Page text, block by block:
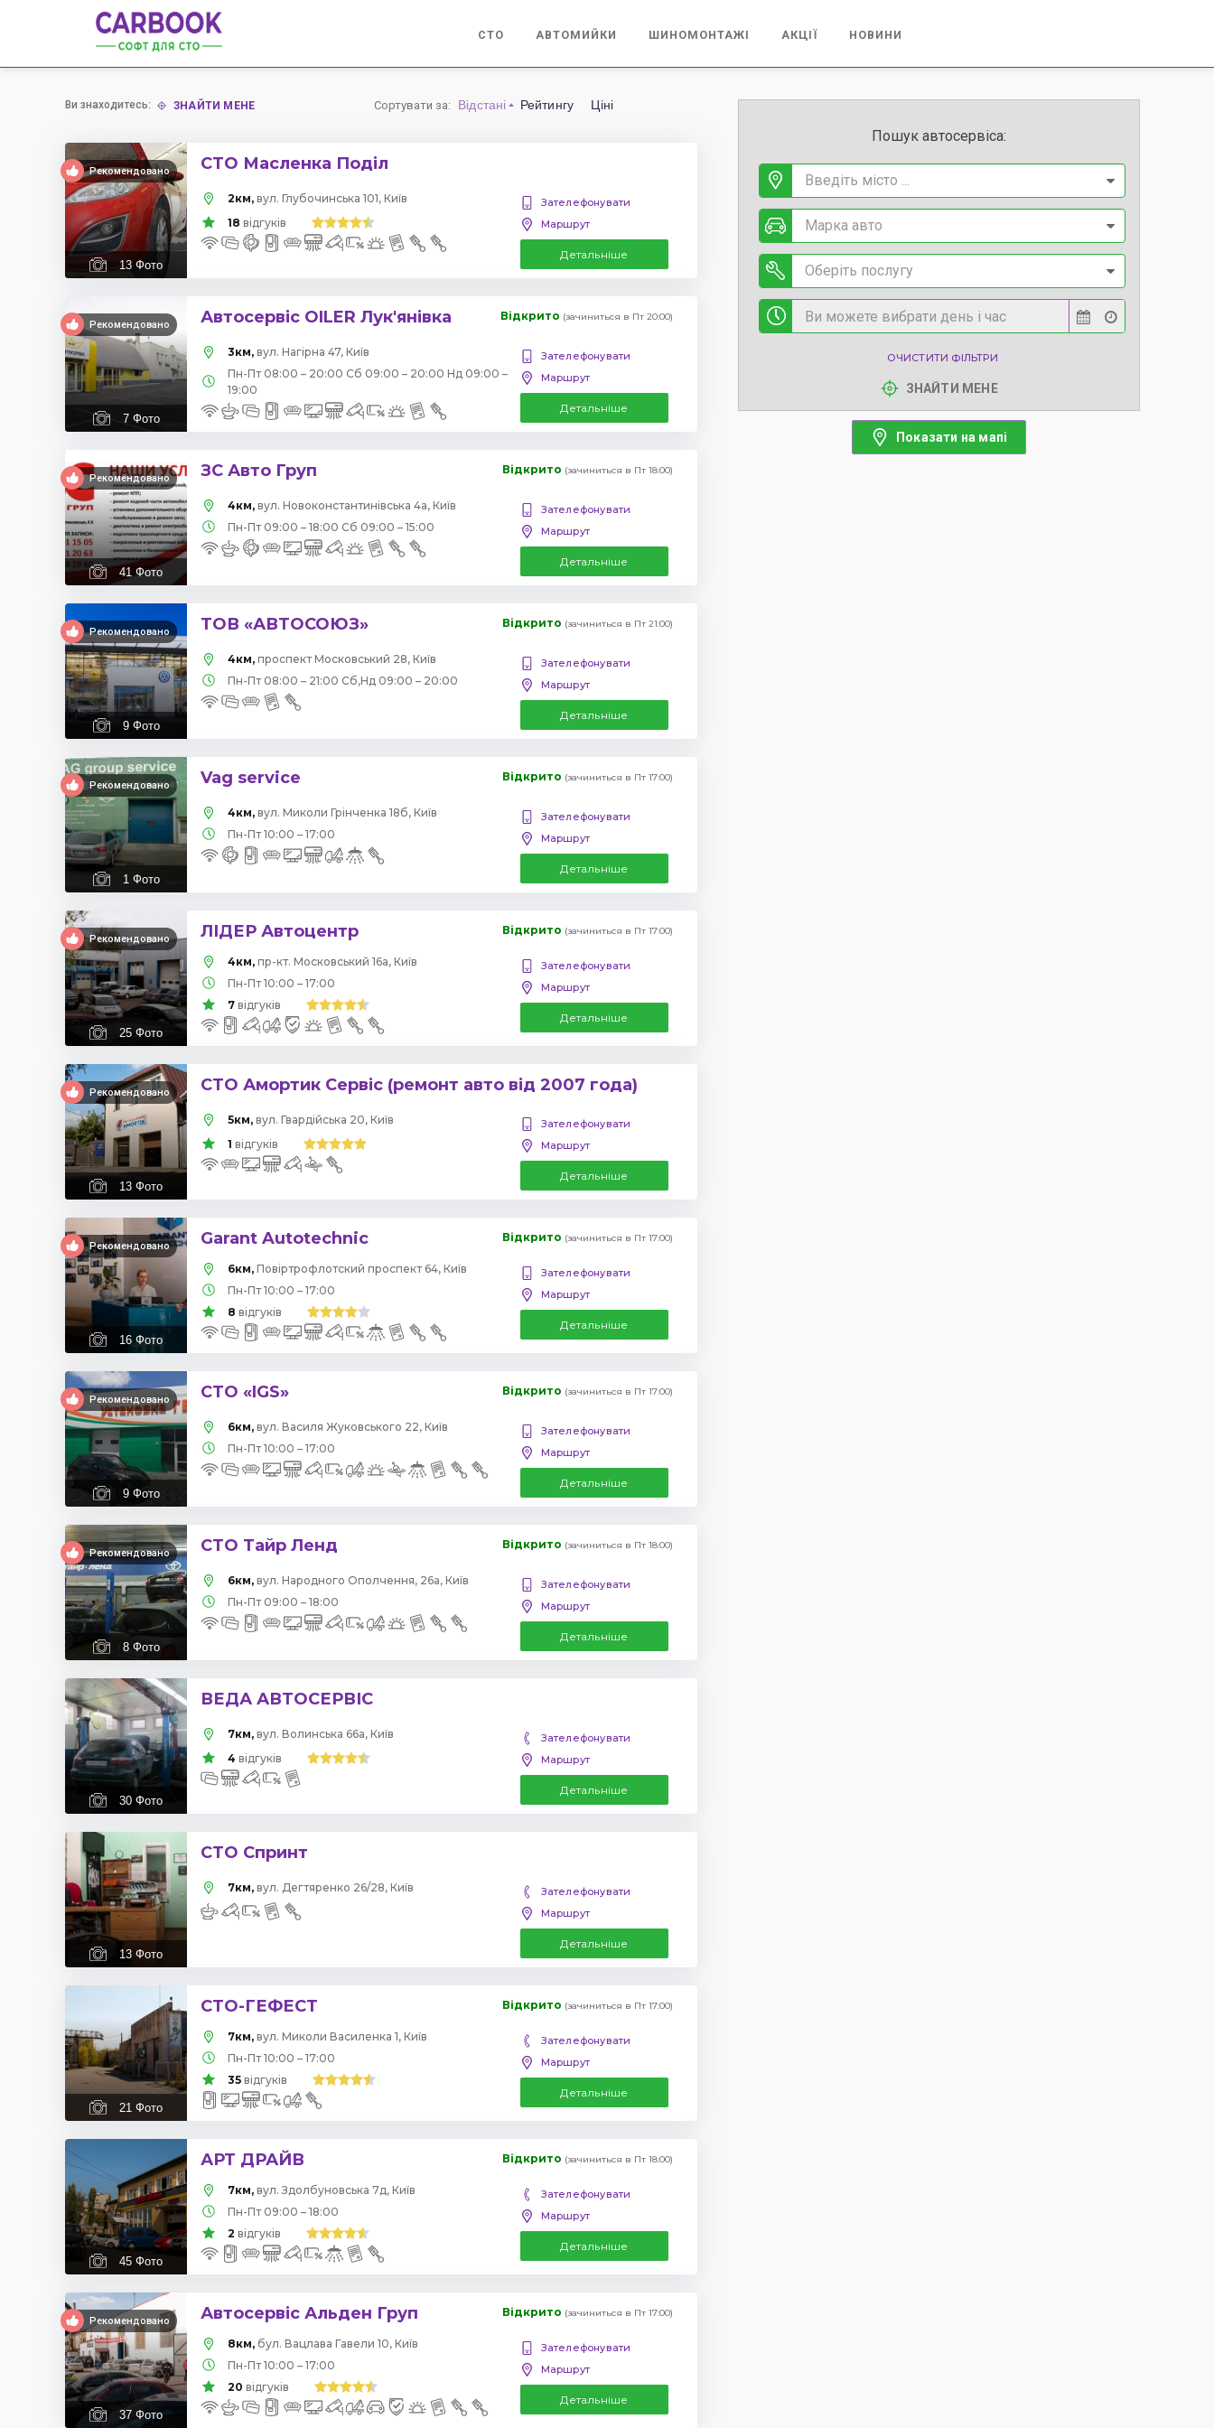
СТО АВТОМИЙКИ ШИНОМОНТАЖІ АКЦІЇ НОВИНИ
Ви знаходитесь: ЗНАЙТИ МЕНЕ Сортувати за: Відстані Рейтингу Ціні
Рекомендовано
13 Фото
СТО Масленка Поділ
2км, вул. Глубочинська 101, Київ
18 відгуків
Зателефонувати
Маршрут
Детальніше
Рекомендовано
7 Фото
Автосервіс OILER Лук'янівка Відкрито (зачиниться в Пт 20:00)
3км, вул. Нагірна 47, Київ
Пн-Пт 08:00 – 20:00 Сб 09:00 – 20:00 Нд 09:00 –
19:00
Зателефонувати
Маршрут
Детальніше
Рекомендовано
41 Фото
ЗС Авто Груп Відкрито (зачиниться в Пт 18:00)
4км, вул. Новоконстантинівська 4а, Київ
Пн-Пт 09:00 – 18:00 Сб 09:00 – 15:00
Зателефонувати
Маршрут
Детальніше
Рекомендовано
9 Фото
ТОВ «АВТОСОЮЗ» Відкрито (зачиниться в Пт 21:00)
4км, проспект Московський 28, Київ
Пн-Пт 08:00 – 21:00 Сб,Нд 09:00 – 20:00
Зателефонувати
Маршрут
Детальніше
Рекомендовано
1 Фото
Vag service Відкрито (зачиниться в Пт 17:00)
4км, вул. Миколи Грінченка 18б, Київ
Пн-Пт 10:00 – 17:00
Зателефонувати
Маршрут
Детальніше
Рекомендовано
25 Фото
ЛІДЕР Автоцентр Відкрито (зачиниться в Пт 17:00)
4км, пр-кт. Московський 16а, Київ
Пн-Пт 10:00 – 17:00
7 відгуків
Зателефонувати
Маршрут
Детальніше
Рекомендовано
13 Фото
СТО Амортик Сервіс (ремонт авто від 2007 года)
5км, вул. Гвардійська 20, Київ
1 відгуків
Зателефонувати
Маршрут
Детальніше
Рекомендовано
16 Фото
Garant Autotechnic Відкрито (зачиниться в Пт 17:00)
6км,
Повіртрофлотский проспект 64, Київ
Пн-Пт 10:00 – 17:00
8 відгуків
Зателефонувати
Маршрут
Детальніше
Рекомендовано
9 Фото
СТО «IGS» Відкрито (зачиниться в Пт 17:00)
6км, вул. Василя Жуковського 22, Київ
Пн-Пт 10:00 – 17:00
Зателефонувати
Маршрут
Детальніше
Рекомендовано
8 Фото
СТО Тайр Ленд Відкрито (зачиниться в Пт 18:00)
6км, вул. Народного Ополчення, 26а, Київ
Пн-Пт 09:00 – 18:00
Зателефонувати
Маршрут
Детальніше
30 Фото
ВЕДА АВТОСЕРВІС
7км, вул. Волинська 66а, Київ
4 відгуків
Зателефонувати
Маршрут
Детальніше
13 Фото
СТО Спринт
7км, вул. Дегтяренко 26/28, Київ
Зателефонувати
Маршрут
Детальніше
21 Фото
СТО-ГЕФЕСТ Відкрито (зачиниться в Пт 17:00)
7км, вул. Миколи Василенка 1, Київ
Пн-Пт 10:00 – 17:00
35 відгуків
Зателефонувати
Маршрут
Детальніше
45 Фото
АРТ ДРАЙВ Відкрито (зачиниться в Пт 18:00)
7км, вул. Здолбуновська 7д, Київ
Пн-Пт 09:00 – 18:00
2 відгуків
Зателефонувати
Маршрут
Детальніше
Рекомендовано
37 Фото
Автосервіс Альден Груп Відкрито (зачиниться в Пт 17:00)
8км, бул. Вацлава Гавели 10, Київ
Пн-Пт 10:00 – 17:00
20 відгуків
Зателефонувати
Маршрут
Детальніше
Пошук автосервіса:
Введіть місто ...
Марка авто
Оберіть послугу
ОЧИСТИТИ ФІЛЬТРИ
ЗНАЙТИ МЕНЕ
Показати на мапі